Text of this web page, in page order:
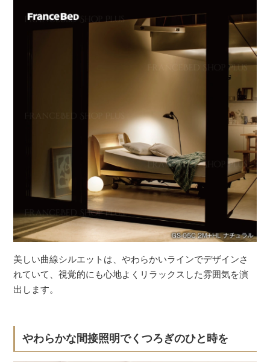
美しい曲線シルエットは、やわらかいラインでデザインさ
れていて、視覚的にも心地よくリラックスした雰囲気を演
出します。
やわらかな間接照明でくつろぎのひと時を